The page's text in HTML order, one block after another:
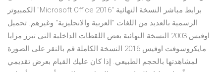
الكمبيوتر "Microsoft Office 2016" برابط مباشر النسخة النهائية
الرسمية بالعديد من اللغات "العربية والانجليزية" وغيرهم. تحميل
اوفيس 2003 النسخة النهائية بعض اللقطات الداخلية التي تبرز مزايا
مايكروسوفت اوفيس 2016 النسخة الكاملة قم بالنقر على الصورة
لمشاهدتها بالحجم الطبيعي. إذا كان عليك القيام بعرض تقديمي